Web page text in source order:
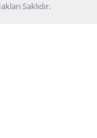
Saklıdır.